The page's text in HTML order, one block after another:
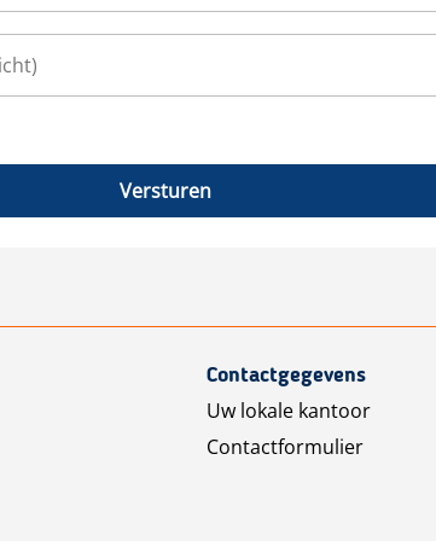
Versturen
Contactgegevens
Uw lokale kantoor
Contactformulier